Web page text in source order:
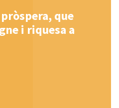
que
i riquesa a